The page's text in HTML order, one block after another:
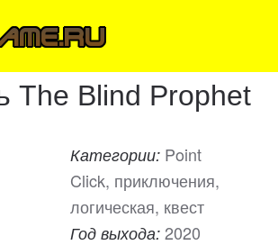
The Blind Prophet
Категории: Point
Click, приключения,
логическая, квест
Год выхода: 2020